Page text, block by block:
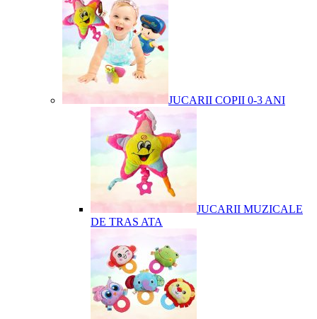
JUCARII COPII 0-3 ANI
JUCARII MUZICALE
DE TRAS ATA